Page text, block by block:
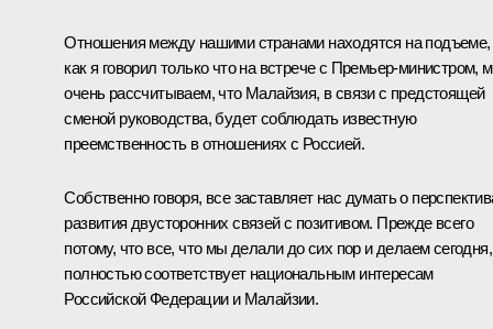
Отношения между нашими странами находятся на подъеме,
как я говорил только что на встрече с Премьер-министром,
очень рассчитываем, что Малайзия, в связи с предстоящей
сменой руководства, будет соблюдать известную
преемственность в отношениях с Россией.
Собственно говоря, все заставляет нас думать о
развития двусторонних связей с позитивом. Прежде всего
потому, что все, что мы делали до сих пор и делаем сегодня,
полностью соответствует национальным интересам
Российской Федерации и Малайзии.